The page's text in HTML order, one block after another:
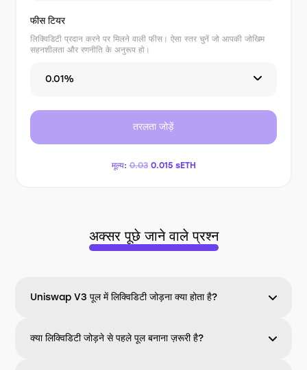
फीस टियर
लिक्विडिटी प्रदान करने पर मिलने वाली फीस। ऐसा स्तर चुनें जो आपकी जोखिम
सहनशीलता और रणनीति के अनुरूप हो।
0.01%
तरलता जोड़ें
मूल्य: 0.03 0.015 sETH
अक्सर पूछे जाने वाले प्रश्न
Uniswap V3 पूल में लिक्विडिटी जोड़ना क्या होता है?
क्या लिक्विडिटी जोड़ने से पहले पूल बनाना ज़रूरी है?